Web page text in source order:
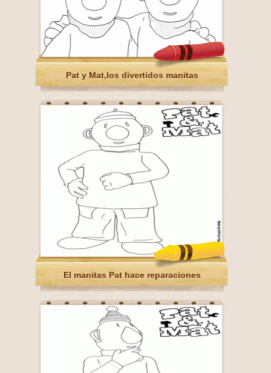
Pat y Mat,los divertidos manitas
El manitas Pat hace reparaciones